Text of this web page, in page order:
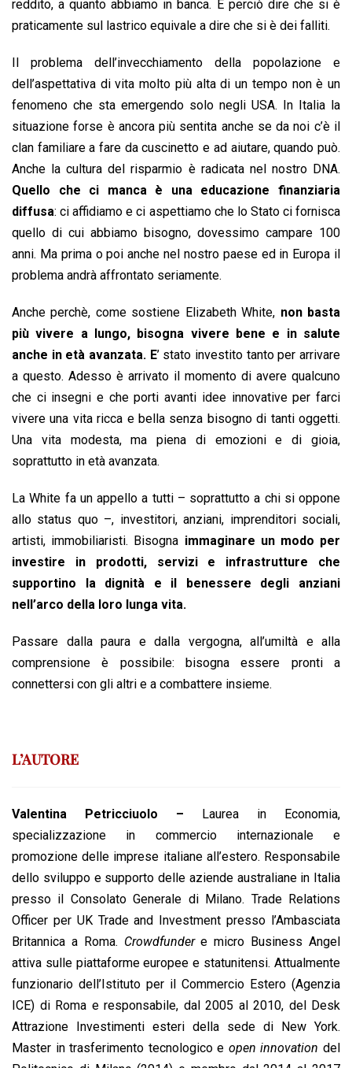
reddito, a quanto abbiamo in banca. E perciò dire che si è
praticamente sul lastrico equivale a dire che si è dei falliti.
Il problema dell’invecchiamento della popolazione e
dell’aspettativa di vita molto più alta di un tempo non è un
fenomeno che sta emergendo solo negli USA. In Italia la
situazione forse è ancora più sentita anche se da noi c’è il
clan familiare a fare da cuscinetto e ad aiutare, quando può.
Anche la cultura del risparmio è radicata nel nostro DNA.
Quello che ci manca è una educazione finanziaria
diffusa: ci affidiamo e ci aspettiamo che lo Stato ci fornisca
quello di cui abbiamo bisogno, dovessimo campare 100
anni. Ma prima o poi anche nel nostro paese ed in Europa il
problema andrà affrontato seriamente.
Anche perchè, come sostiene Elizabeth White, non basta
più vivere a lungo, bisogna vivere bene e in salute
anche in età avanzata. E’ stato investito tanto per arrivare
a questo. Adesso è arrivato il momento di avere qualcuno
che ci insegni e che porti avanti idee innovative per farci
vivere una vita ricca e bella senza bisogno di tanti oggetti.
Una vita modesta, ma piena di emozioni e di gioia,
soprattutto in età avanzata.
La White fa un appello a tutti – soprattutto a chi si oppone
allo status quo –, investitori, anziani, imprenditori sociali,
artisti, immobiliaristi. Bisogna immaginare un modo per
investire in prodotti, servizi e infrastrutture che
supportino la dignità e il benessere degli anziani
nell’arco della loro lunga vita.
Passare dalla paura e dalla vergogna, all’umiltà e alla
comprensione è possibile: bisogna essere pronti a
connettersi con gli altri e a combattere insieme.
L’AUTORE
Valentina Petricciuolo – Laurea in Economia,
specializzazione in commercio internazionale e
promozione delle imprese italiane all’estero. Responsabile
dello sviluppo e supporto delle aziende australiane in Italia
presso il Consolato Generale di Milano. Trade Relations
Officer per UK Trade and Investment presso l’Ambasciata
Britannica a Roma. Crowdfundere micro Business Angel
attiva sulle piattaforme europee e statunitensi. Attualmente
funzionario dell’Istituto per il Commercio Estero (Agenzia
ICE) di Roma e responsabile, dal 2005 al 2010, del Desk
Attrazione Investimenti esteri della sede di New York.
Master in trasferimento tecnologico e open innovationdel